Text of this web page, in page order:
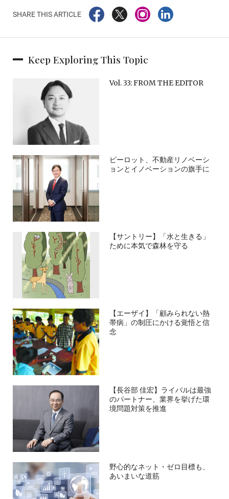
SHARE THIS ARTICLE
Keep Exploring This Topic
Vol. 33: FROM THE EDITOR
ビーロット、不動産リノベーシ
ョンとイノベーションの旗手に
【サントリー】「水と生きる」
ために本気で森林を守る
【エーザイ】「顧みられない熱
帯病」の制圧にかける覚悟と信
念
【長谷部 佳宏】ライバルは最強
のパートナー、業界を挙げた環
境問題対策を推進
野心的なネット・ゼロ目標も、
あいまいな道筋